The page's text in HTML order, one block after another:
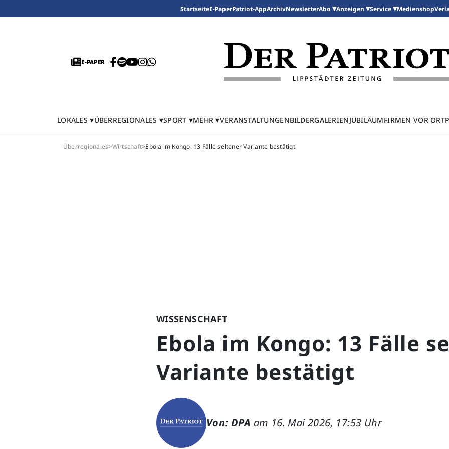
StartseiteE-PaperPatriot-AppArchivNewsletterAbo Anzeigen Service Medienshop
E-PAPER
LOKALES ÜBERREGIONALES SPORT MEHR VERANSTALTUNGENBILDERGALERIENJUBILÄUMFIRMEN VOR ORT
Überregionales>Wirtschaft>Ebola im Kongo: 13 Fälle seltener Variante bestätigt
WISSENSCHAFT
Ebola im Kongo: 13 Fälle
Variante bestätigt
Von: DPA am 16. Mai 2026, 17:53 Uhr